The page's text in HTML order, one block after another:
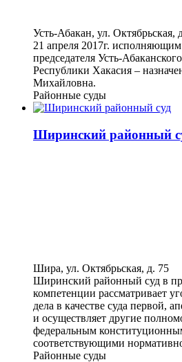
Усть-Абакан, ул. Октябрьская,
21 апреля 2017г. исполняющим
председателя Усть-
Республики Хакасия –
Михайловна.
Районные суды
Ширинский районный
Шира, ул. Октябрьская, д. 75
Ширинский районный суд в
компетенции рассматривает
дела в качестве суда первой,
и осуществляет другие
федеральным
соответствующими
Районные суды